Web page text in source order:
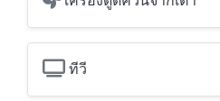
เครื่องเป่าผม